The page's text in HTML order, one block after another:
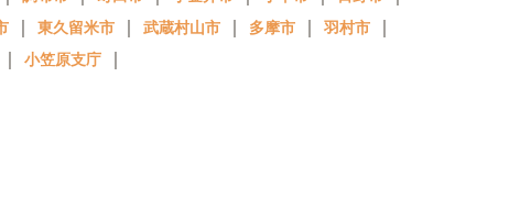
｜ 東久留米市 ｜ 武蔵村山市 ｜ 多摩市 ｜ 羽村市 ｜
｜ 小笠原支庁 ｜